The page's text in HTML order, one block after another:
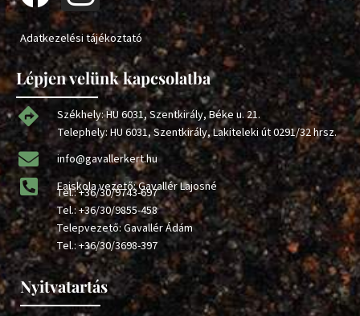
Adatkezelési tájékoztató
Lépjen velünk kapcsolatba
Székhely: HU 6031, Szentkirály, Béke u. 21.
Telephely: HU 6031, Szentkirály, Lakiteleki út 0291/32 hrsz.
info@gavallerkert.hu
Faiskola vezető: Gavallér Lajosné
Tel.:+36/30/9743-697
Tel.:+36/30/9855-458
Telepvezető: Gavallér Ádám
Tel.:+36/30/3698-397
Nyitvatartás